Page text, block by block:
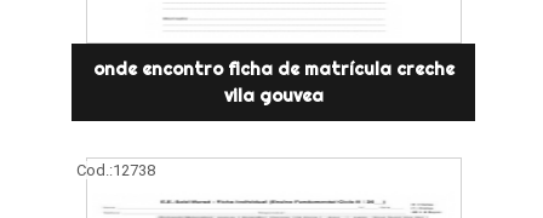
onde encontro ficha de matrícula creche
vila gouvea
Cod.:12738